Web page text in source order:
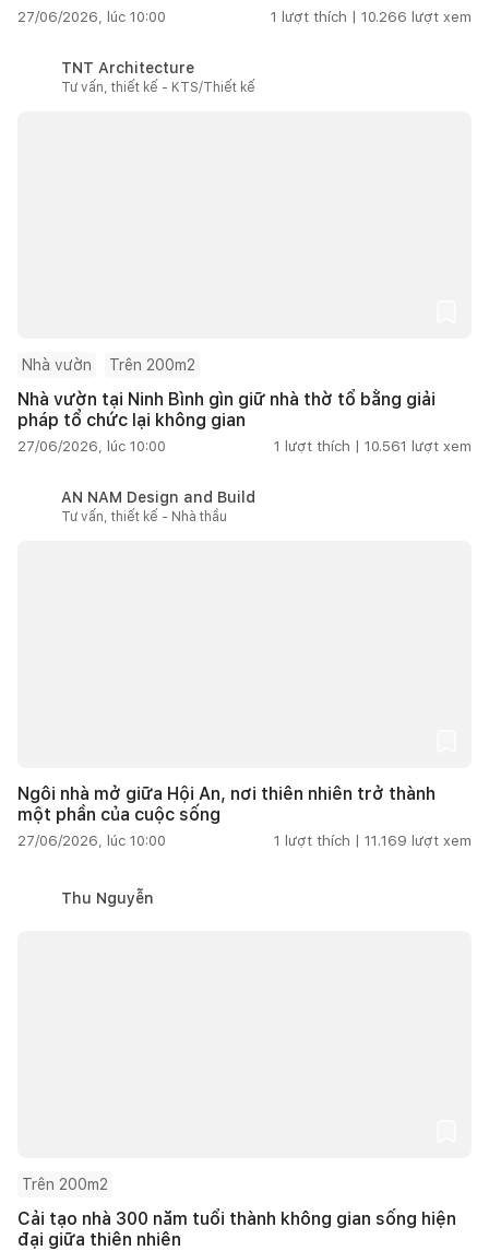
27/06/2026, lúc 10:00 1 lượt thích | 10.266 lượt xem
TNT Architecture
Tư vấn, thiết kế - KTS/Thiết kế
Nhà vườn Trên 200m2
Nhà vườn tại Ninh Bình gìn giữ nhà thờ tổ bằng giải
pháp tổ chức lại không gian
27/06/2026, lúc 10:00 1 lượt thích | 10.561 lượt xem
AN NAM Design and Build
Tư vấn, thiết kế - Nhà thầu
Ngôi nhà mở giữa Hội An, nơi thiên nhiên trở thành
một phần của cuộc sống
27/06/2026, lúc 10:00 1 lượt thích | 11.169 lượt xem
Thu Nguyễn
Trên 200m2
Cải tạo nhà 300 năm tuổi thành không gian sống hiện
đại giữa thiên nhiên